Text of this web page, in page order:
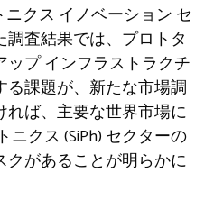
ニクス イノベーション セ
査結果では、プロトタ
プ インフラストラクチ
る課題が、新たな市場調
ば、主要な世界市場に
クス (SiPh) セクターの
があることが明らかに